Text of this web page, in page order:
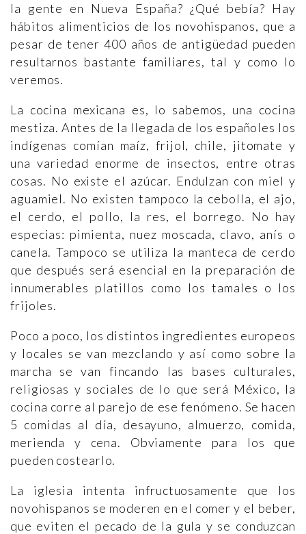
la gente en Nueva España? ¿Qué bebía? Hay
hábitos alimenticios de los novohispanos, que a
pesar de tener 400 años de antigüedad pueden
resultarnos bastante familiares, tal y como lo
veremos.
La cocina mexicana es, lo sabemos, una cocina
mestiza. Antes de la llegada de los españoles los
indígenas comían maíz, frijol, chile, jitomate y
una variedad enorme de insectos, entre otras
cosas. No existe el azúcar. Endulzan con miel y
aguamiel. No existen tampoco la cebolla, el ajo,
el cerdo, el pollo, la res, el borrego. No hay
especias: pimienta, nuez moscada, clavo, anís o
canela. Tampoco se utiliza la manteca de cerdo
que después será esencial en la preparación de
innumerables platillos como los tamales o los
frijoles.
Poco a poco, los distintos ingredientes europeos
y locales se van mezclando y así como sobre la
marcha se van fincando las bases culturales,
religiosas y sociales de lo que será México, la
cocina corre al parejo de ese fenómeno. Se hacen
5 comidas al día, desayuno, almuerzo, comida,
merienda y cena. Obviamente para los que
pueden costearlo.
La iglesia intenta infructuosamente que los
novohispanos se moderen en el comer y el beber,
que eviten el pecado de la gula y se conduzcan